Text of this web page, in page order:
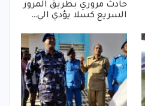
حادث مروري بطريق المرور
السريع كسلا يؤدي الي…